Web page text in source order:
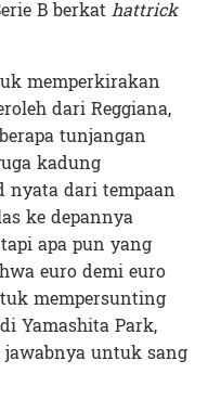
B berkathattrick
memperkirakan
dari Reggiana,
tunjangan
kadung
nyata dari tempaan
ke depannya
apa pun yang
euro demi euro
mempersunting
Yamashita Park,
untuk sang